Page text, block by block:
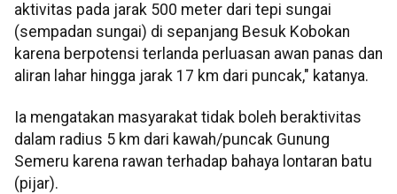
aktivitas pada jarak 500 meter dari tepi sungai
(sempadan sungai) di sepanjang Besuk Kobokan
karena berpotensi terlanda perluasan awan panas dan
aliran lahar hingga jarak 17 km dari puncak," katanya.
Ia mengatakan masyarakat tidak boleh beraktivitas
dalam radius 5 km dari kawah/puncak Gunung
Semeru karena rawan terhadap bahaya lontaran batu
(pijar).